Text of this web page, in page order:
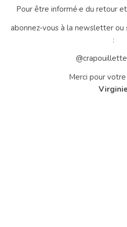
Pour être informé·e du retour
abonnez-vous à la newsletter ou
:
Merci pour
Virginie